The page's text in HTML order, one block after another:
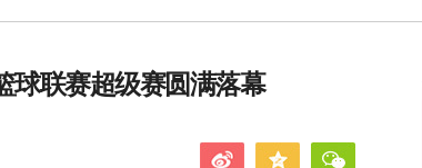
球联赛超级赛圆满落幕